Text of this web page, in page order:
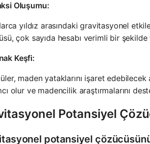
Oluşumu:
yıldız arasındaki gravitasyonel
çok sayıda hesabı verimli bir
Keşfi:
maden yataklarını işaret
olur ve madencilik araştırmalarını
Potansiyel
potansiyel